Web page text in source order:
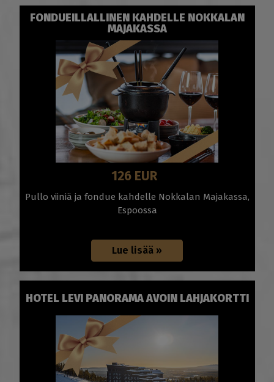
FONDUEILLALLINEN KAHDELLE NOKKALAN
MAJAKASSA
126 EUR
Pullo viiniä ja fondue kahdelle Nokkalan Majakassa,
Espoossa
HOTEL LEVI PANORAMA AVOIN LAHJAKORTTI